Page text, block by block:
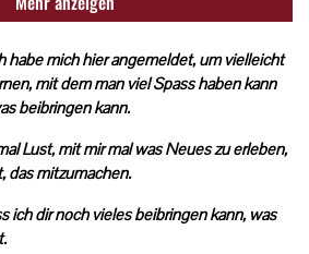
habe mich hier angemeldet, um vielleicht
mit dem man viel Spass haben kann
beibringen kann.
Lust, mit mir mal was Neues zu erleben,
das mitzumachen.
ich dir noch vieles beibringen kann, was